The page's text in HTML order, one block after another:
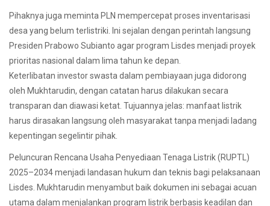
Pihaknya juga meminta PLN mempercepat proses inventarisasi
desa yang belum terlistriki. Ini sejalan dengan perintah langsung
Presiden Prabowo Subianto agar program Lisdes menjadi proyek
prioritas nasional dalam lima tahun ke depan.
Keterlibatan investor swasta dalam pembiayaan juga didorong
oleh Mukhtarudin, dengan catatan harus dilakukan secara
transparan dan diawasi ketat. Tujuannya jelas: manfaat listrik
harus dirasakan langsung oleh masyarakat tanpa menjadi ladang
kepentingan segelintir pihak.
Peluncuran Rencana Usaha Penyediaan Tenaga Listrik (RUPTL)
2025–2034 menjadi landasan hukum dan teknis bagi pelaksanaan
Lisdes. Mukhtarudin menyambut baik dokumen ini sebagai acuan
utama dalam menjalankan program listrik berbasis keadilan dan